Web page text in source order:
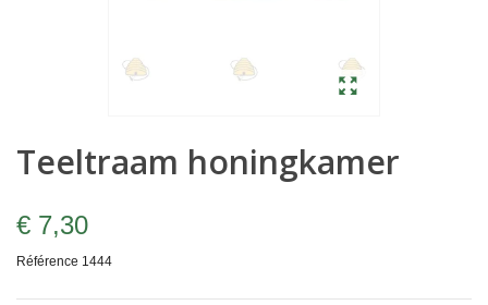
Teeltraam honingkamer
€ 7,30
Référence 1444